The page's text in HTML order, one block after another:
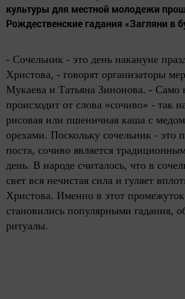
культуры для местной молодежи
Рождественские гадания «Загляни в
- Сочельник - это день накануне
Христова, - говорят организаторы
Мукаева и Татьяна Зинонова. - Само
происходит от слова «сочиво» - так
рисовая или пшеничная каша с
орехами. Поскольку сочельник - это
поста, сочиво является
день. В народе считалось, что в
свет вся нечистая сила и гуляет
Христова. Именно в этот
становились популярными гадания,
ритуалы.